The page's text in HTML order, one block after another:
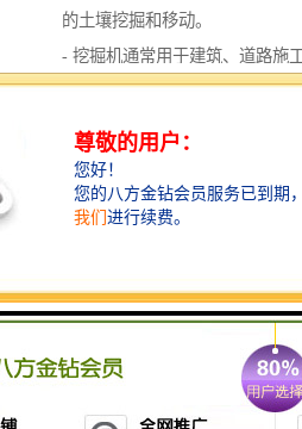
的土壤挖掘和移动。
- 挖掘机通常用于建筑、道路施
程项目。
- 挖掘机具有较大的体积和重量
2. 微耕机特点：
- 微耕机主要用于耕地、翻土、
农田和家庭农场。
- 微耕机具有较小的体积和重量
- 微耕机通常由单人操作，简单
用。